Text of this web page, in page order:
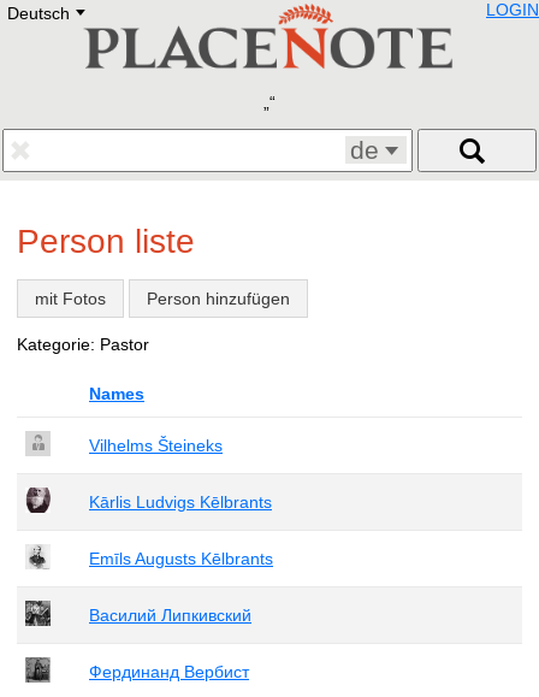
Deutsch E
Deutsch
Francais
Polski
Eestikeelne
LOGIN
de
Person liste
mit Fotos Person hinzufügen
Kategorie: Pastor
Names
Vilhelms Šteineks
Kārlis Ludvigs Kēlbrants
Emīls Augusts Kēlbrants
Василий Липкивский
Фердинанд Вербист